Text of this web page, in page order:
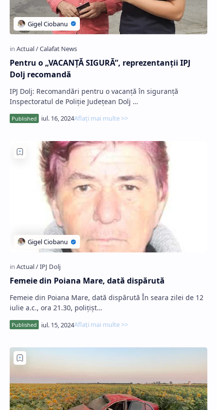
Pentru o „VACANŢĂ SIGURĂ”, reprezentanții IPJ
Dolj recomandă
IPJ Dolj: Recomandări pentru o vacanță în siguranță
Inspectoratul de Poliție Județean Dolj …
Femeie din Poiana Mare, dată dispărută
Femeie din Poiana Mare, dată dispărută În seara zilei de 12
iulie a.c., ora 21.30, polițișt…